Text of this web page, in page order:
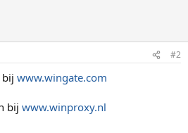
#2
bij www.wingate.com
bij www.winproxy.nl